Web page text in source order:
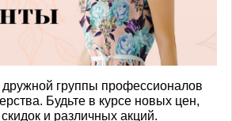
оптовым ценам
дружной группы профессионалов
Будьте в курсе новых цен,
и различных акций.